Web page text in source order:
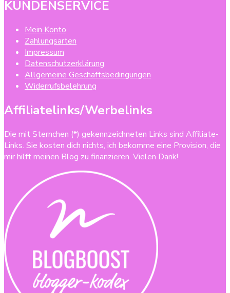
KUNDENSERVICE
Mein Konto
Zahlungsarten
Impressum
Datenschutzerklärung
Allgemeine Geschäftsbedingungen
Widerrufsbelehrung
Affiliatelinks/Werbelinks
Die mit Sternchen (*) gekennzeichneten Links sind Affiliate-
Links. Sie kosten dich nichts, ich bekomme eine Provision, die
mir hilft meinen Blog zu finanzieren. Vielen Dank!